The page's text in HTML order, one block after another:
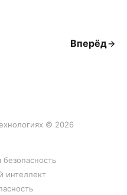
Вперёд
© 2026
интеллект